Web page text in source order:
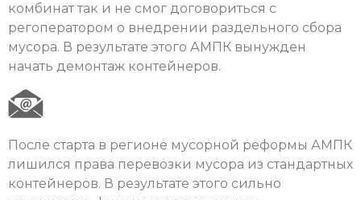
комбинат так и не смог договориться с
регоператором о внедрении раздельного сбора
мусора. В результате этого АМПК вынужден
начать демонтаж контейнеров.
После старта в регионе мусорной реформы АМПК
лишился права перевозки мусора из стандартных
контейнеров. В результате этого сильно